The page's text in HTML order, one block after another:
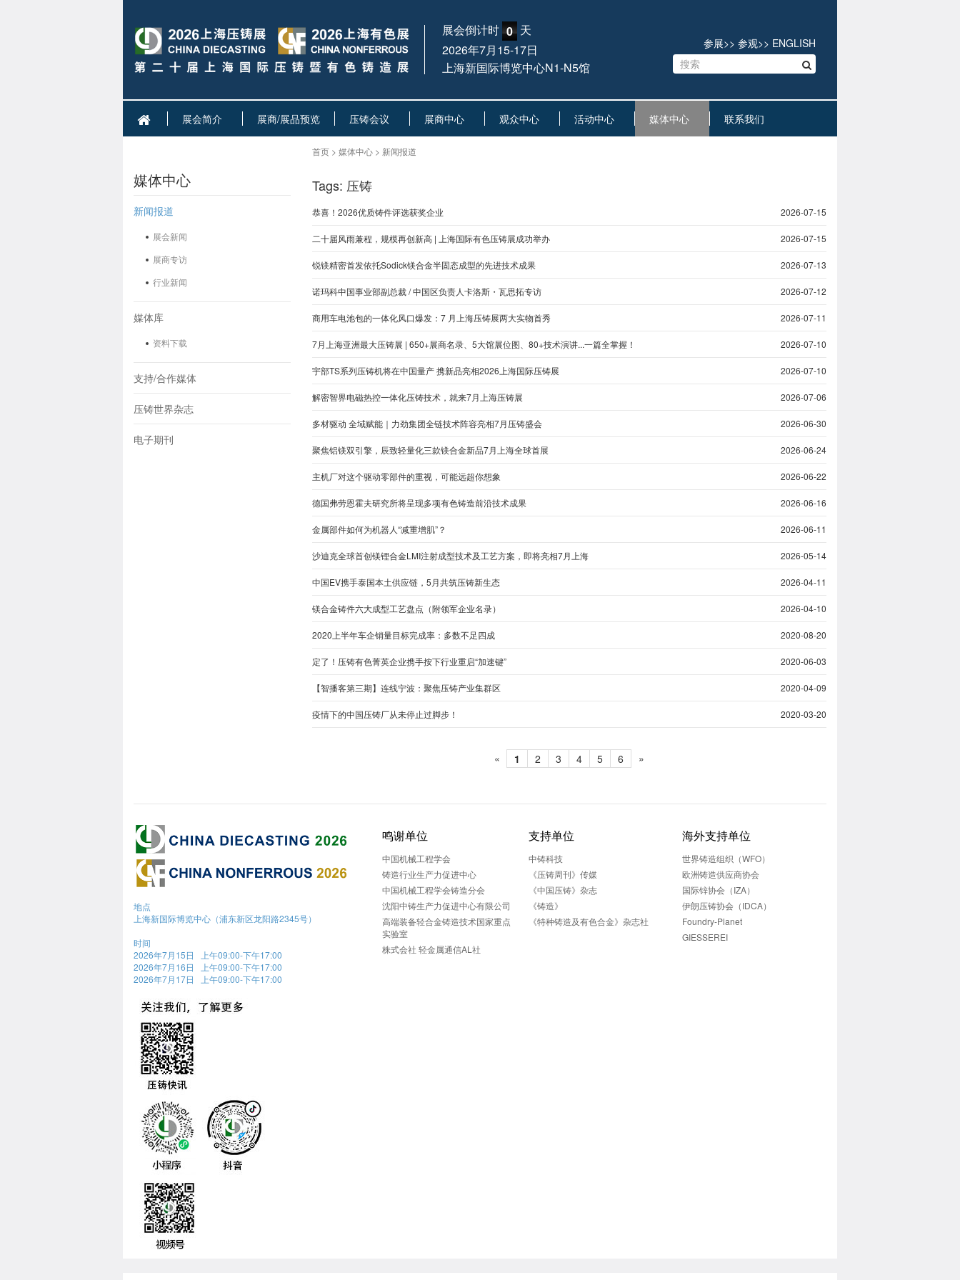
展会倒计时 0 天
2026年7月15-17日
上海新国际博览中心N1-N5馆
参展>> 参观>> ENGLISH
展会简介 展商/展品预览 压铸会议 展商中心 观众中心 活动中心 媒体中心 联系我们
媒体中心
新闻报道
展会新闻
展商专访
行业新闻
媒体库
资料下载
支持/合作媒体
压铸世界杂志
电子期刊
首页 > 媒体中心 > 新闻报道
Tags: 压铸
2026-07-15
恭喜！2026优质铸件评选获奖企业
2026-07-15
二十届风雨兼程，规模再创新高 | 上海国际有色压铸展成功举办
2026-07-13
锐镁精密首发依托Sodick镁合金半固态成型的先进技术成果
2026-07-12
诺玛科中国事业部副总裁 / 中国区负责人卡洛斯・瓦思拓专访
2026-07-11
商用车电池包的一体化风口爆发：7 月上海压铸展两大实物首秀
2026-07-10
7月上海亚洲最大压铸展 | 650+展商名录、5大馆展位图、80+技术演讲...一篇全掌握！
2026-07-10
宇部TS系列压铸机将在中国量产 携新品亮相2026上海国际压铸展
2026-07-06
解密智界电磁热控一体化压铸技术，就来7月上海压铸展
2026-06-30
多材驱动 全域赋能｜力劲集团全链技术阵容亮相7月压铸盛会
2026-06-24
聚焦铝镁双引擎，辰致轻量化三款镁合金新品7月上海全球首展
2026-06-22
主机厂对这个驱动零部件的重视，可能远超你想象
2026-06-16
德国弗劳恩霍夫研究所将呈现多项有色铸造前沿技术成果
2026-06-11
金属部件如何为机器人“减重增肌”？
2026-05-14
沙迪克全球首创镁锂合金LMI注射成型技术及工艺方案，即将亮相7月上海
2026-04-11
中国EV携手泰国本土供应链，5月共筑压铸新生态
2026-04-10
镁合金铸件六大成型工艺盘点（附领军企业名录）
2020-08-20
2020上半年车企销量目标完成率：多数不足四成
2020-06-03
定了！压铸有色菁英企业携手按下行业重启“加速键”
2020-04-09
【智播客第三期】连线宁波：聚焦压铸产业集群区
2020-03-20
疫情下的中国压铸厂从未停止过脚步！
« 1 2 3 4 5 6 »
地点
上海新国际博览中心（浦东新区龙阳路2345号）
时间
2026年7月15日 上午09:00-下午17:00
2026年7月16日 上午09:00-下午17:00
2026年7月17日 上午09:00-下午17:00
鸣谢单位
中国机械工程学会
铸造行业生产力促进中心
中国机械工程学会铸造分会
沈阳中铸生产力促进中心有限公司
高端装备轻合金铸造技术国家重点
实验室
株式会社 轻金属通信AL社
支持单位
中铸科技
《压铸周刊》传媒
《中国压铸》杂志
《铸造》
《特种铸造及有色合金》杂志社
海外支持单位
世界铸造组织（WFO）
欧洲铸造供应商协会
国际锌协会（IZA）
伊朗压铸协会（IDCA）
Foundry-Planet
GIESSEREI